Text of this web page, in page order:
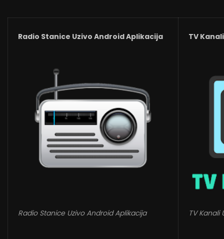
Radio Stanice Uzivo Android Aplikacija
Radio Stanice Uzivo Android Aplikacija
TV
TV Kanali